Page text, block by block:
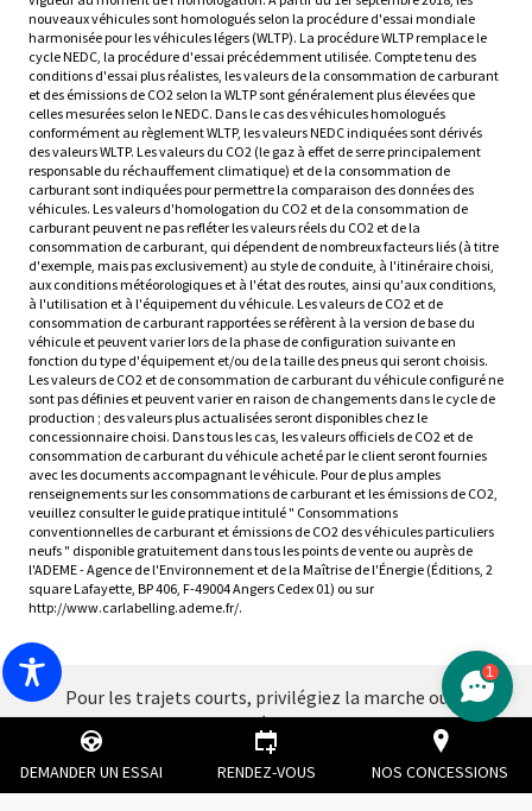
nouveaux véhicules sont homologués selon la procédure d'essai mondiale
harmonisée pour les véhicules légers (WLTP). La procédure WLTP remplace le
cycle NEDC, la procédure d'essai précédemment utilisée. Compte tenu des
conditions d'essai plus réalistes, les valeurs de la consommation de carburant
et des émissions de CO2 selon la WLTP sont généralement plus élevées que
celles mesurées selon le NEDC. Dans le cas des véhicules homologués
conformément au règlement WLTP, les valeurs NEDC indiquées sont dérivés
des valeurs WLTP. Les valeurs du CO2 (le gaz à effet de serre principalement
responsable du réchauffement climatique) et de la consommation de
carburant sont indiquées pour permettre la comparaison des données des
véhicules. Les valeurs d'homologation du CO2 et de la consommation de
carburant peuvent ne pas refléter les valeurs réels du CO2 et de la
consommation de carburant, qui dépendent de nombreux facteurs liés (à titre
d'exemple, mais pas exclusivement) au style de conduite, à l'itinéraire choisi,
aux conditions météorologiques et à l'état des routes, ainsi qu'aux conditions,
à l'utilisation et à l'équipement du véhicule. Les valeurs de CO2 et de
consommation de carburant rapportées se réfèrent à la version de base du
véhicule et peuvent varier lors de la phase de configuration suivante en
fonction du type d'équipement et/ou de la taille des pneus qui seront choisis.
Les valeurs de CO2 et de consommation de carburant du véhicule configuré ne
sont pas définies et peuvent varier en raison de changements dans le cycle de
production ; des valeurs plus actualisées seront disponibles chez le
concessionnaire choisi. Dans tous les cas, les valeurs officiels de CO2 et de
consommation de carburant du véhicule acheté par le client seront fournies
avec les documents accompagnant le véhicule. Pour de plus amples
renseignements sur les consommations de carburant et les émissions de CO2,
veuillez consulter le guide pratique intitulé " Consommations
conventionnelles de carburant et émissions de CO2 des véhicules particuliers
neufs " disponible gratuitement dans tous les points de vente ou auprès de
l'ADEME - Agence de l'Environnement et de la Maîtrise de l'Énergie (Éditions, 2
square Lafayette, BP 406, F-49004 Angers Cedex 01) ou sur
http://www.carlabelling.ademe.fr/.
Pour les trajets courts, privilégiez la marche ou le
vélo
#SeDéplacerMoinsPolluer
DEMANDER UN ESSAI RENDEZ-VOUS NOS CONCESSIONS
1